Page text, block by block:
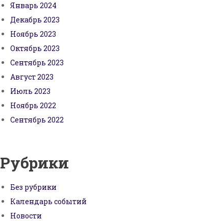
Январь 2024
Декабрь 2023
Ноябрь 2023
Октябрь 2023
Сентябрь 2023
Август 2023
Июль 2023
Ноябрь 2022
Сентябрь 2022
Рубрики
Без рубрики
Календарь событий
Новости